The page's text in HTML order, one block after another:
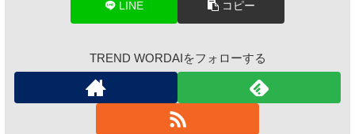
LINE コピー
TREND WORDAIをフォローする